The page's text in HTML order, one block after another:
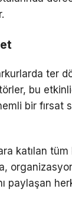
ter
bu
bir fırsat
katılan
paylaşan